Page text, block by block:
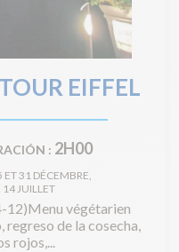
EIFFEL
: 2H00
ET 31 DÉCEMBRE,
14 JUILLET
12)Menu végétarien
regreso de la cosecha,
rojos,...